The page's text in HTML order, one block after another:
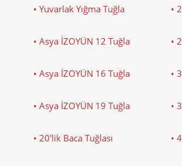
• Yuvarlak Yığma Tuğla
• Asya İZOYÜN 12 Tuğla
• Asya İZOYÜN 16 Tuğla
• Asya İZOYÜN 19 Tuğla
• 20'lik Baca Tuğlası
•
•
•
•
•